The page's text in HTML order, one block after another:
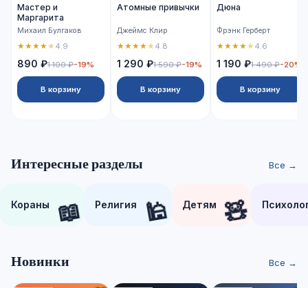
Мастер и
Маргарита
Михаил Булгаков
★★★★★4.9
890 ₽1 100 ₽-19%
В корзину
Атомные привычки
Джеймс Клир
★★★★★4.8
1 290 ₽1 590 ₽-19%
В корзину
Дюна
Фрэнк Герберт
★★★★★4.6
1 190 ₽1 490 ₽-20%
В корзину
Интересные разделы Все →
Кораны 📖 Религия 🕌 Детям 🧸
Новинки Все →